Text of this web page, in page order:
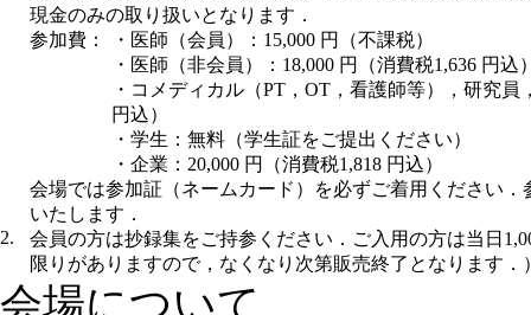
現金のみの取り扱いとなります．
参加費：
・医師（会員）：15,000 円（不課税）
・医師（非会員）：18,000 円（消費税1,636 円込
・コメディカル（PT，OT，看護師等），研究員
円込）
・学生：無料（学生証をご提出ください）
・企業：20,000 円（消費税1,818 円込）
会場では参加証（ネームカード）を必ずご着用ください
いたします．
2.
会員の方は抄録集をご持参ください．ご入用の方は当日
限りがありますので，なくなり次第販売終了となります．
会場について